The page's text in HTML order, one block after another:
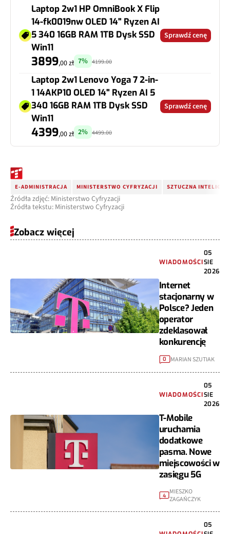
Laptop 2w1 HP OmniBook X Flip
14-fk0019nw OLED 14" Ryzen AI
5 340 16GB RAM 1TB Dysk SSD
Win11
3899,00 zł 7% 4199.00
Sprawdź cenę
Laptop 2w1 Lenovo Yoga 7 2-in-
1 14AKP10 OLED 14" Ryzen AI 5
340 16GB RAM 1TB Dysk SSD
Win11
4399,00 zł 2% 4499.00
Sprawdź cenę
E-ADMINISTRACJA MINISTERSTWO CYFRYZACJI SZTUCZNA
Źródła zdjęć: Ministerstwo Cyfryzacji
Źródła tekstu: Ministerstwo Cyfryzacji
Zobacz więcej
WIADOMOŚCI
05
SIE
2026
Internet
stacjonarny w
Polsce? Jeden
operator
zdeklasował
konkurencję
0 MARIAN SZUTIAK
WIADOMOŚCI
05
SIE
2026
T-Mobile
uruchamia
dodatkowe
pasma. Nowe
miejscowości w
zasięgu 5G
4
MIESZKO
ZAGAŃCZYK
WIADOMOŚCI
05
SIE